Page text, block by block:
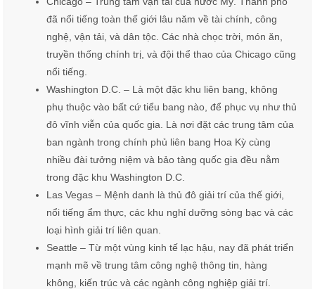
đã nổi tiếng toàn thế giới lâu năm về tài chính, công
nghệ, vận tải, và dân tộc. Các nhà chọc trời, món ăn,
truyền thống chính trị, và đội thể thao của Chicago cũng
nổi tiếng.
Washington D.C. – Là một đặc khu liên bang, không
phụ thuộc vào bất cứ tiểu bang nào, để phục vụ như thủ
đô vĩnh viễn của quốc gia. Là nơi đặt các trung tâm của
ban ngành trong chính phủ liên bang Hoa Kỳ cùng
nhiều đài tưởng niệm và bảo tàng quốc gia đều nằm
trong đặc khu Washington D.C.
Las Vegas – Mệnh danh là thủ đô giải trí của thế giới,
nổi tiếng ẩm thực, các khu nghỉ dưỡng sòng bạc và các
loại hình giải trí liên quan.
Seattle – Từ một vùng kinh tế lạc hậu, nay đã phát triển
mạnh mẽ về trung tâm công nghệ thông tin, hàng
không, kiến trúc và các ngành công nghiệp giải trí.